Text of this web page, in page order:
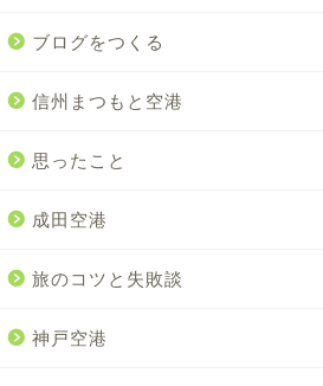
ブログをつくる
信州まつもと空港
思ったこと
成田空港
旅のコツと失敗談
神戸空港